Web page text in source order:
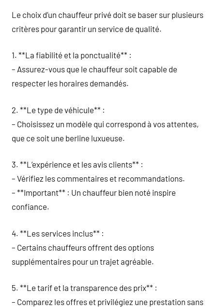
Le choix d’un chauffeur privé doit se baser sur plusieurs
critères pour garantir un service de qualité.
1. **La fiabilité et la ponctualité** :
– Assurez-vous que le chauffeur soit capable de
respecter les horaires demandés.
2. **Le type de véhicule** :
– Choisissez un modèle qui correspond à vos attentes,
que ce soit une berline luxueuse.
3. **L’expérience et les avis clients** :
– Vérifiez les commentaires et recommandations.
– **Important** : Un chauffeur bien noté inspire
confiance.
4. **Les services inclus** :
– Certains chauffeurs offrent des options
supplémentaires pour un trajet agréable.
5. **Le tarif et la transparence des prix** :
– Comparez les offres et privilégiez une prestation sans